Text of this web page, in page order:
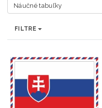
Náučné tabuľky
FILTRE